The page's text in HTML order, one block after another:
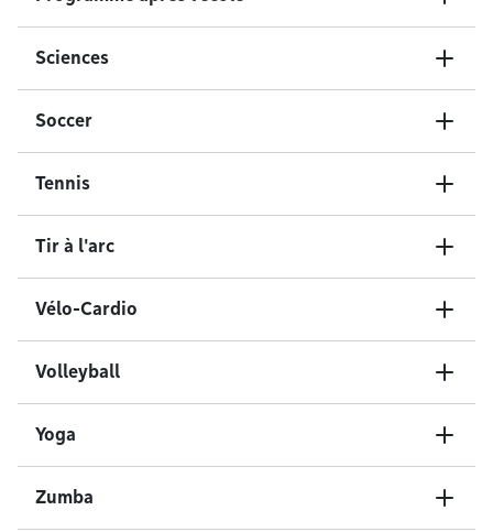
Sciences
Soccer
Tennis
Tir à l'arc
Vélo-Cardio
Volleyball
Yoga
Zumba